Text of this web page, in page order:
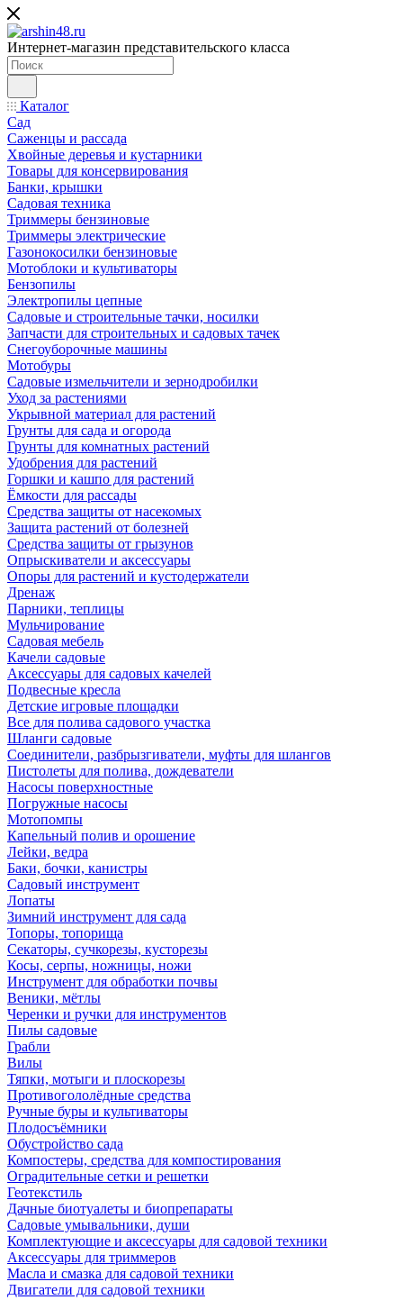
Интернет-магазин представительского класса
Каталог
Сад
Саженцы и рассада
Хвойные деревья и кустарники
Товары для консервирования
Банки, крышки
Садовая техника
Триммеры бензиновые
Триммеры электрические
Газонокосилки бензиновые
Мотоблоки и культиваторы
Бензопилы
Электропилы цепные
Садовые и строительные тачки, носилки
Запчасти для строительных и садовых тачек
Снегоуборочные машины
Мотобуры
Садовые измельчители и зернодробилки
Уход за растениями
Укрывной материал для растений
Грунты для сада и огорода
Грунты для комнатных растений
Удобрения для растений
Горшки и кашпо для растений
Ёмкости для рассады
Средства защиты от насекомых
Защита растений от болезней
Средства защиты от грызунов
Опрыскиватели и аксессуары
Опоры для растений и кустодержатели
Дренаж
Парники, теплицы
Мульчирование
Садовая мебель
Качели садовые
Аксессуары для садовых качелей
Подвесные кресла
Детские игровые площадки
Все для полива садового участка
Шланги садовые
Соединители, разбрызгиватели, муфты для шлангов
Пистолеты для полива, дождеватели
Насосы поверхностные
Погружные насосы
Мотопомпы
Капельный полив и орошение
Лейки, ведра
Баки, бочки, канистры
Садовый инструмент
Лопаты
Зимний инструмент для сада
Топоры, топорища
Секаторы, сучкорезы, кусторезы
Косы, серпы, ножницы, ножи
Инструмент для обработки почвы
Веники, мётлы
Черенки и ручки для инструментов
Пилы садовые
Грабли
Вилы
Тяпки, мотыги и плоскорезы
Противогололёдные средства
Ручные буры и культиваторы
Плодосъёмники
Обустройство сада
Компостеры, средства для компостирования
Оградительные сетки и решетки
Геотекстиль
Дачные биотуалеты и биопрепараты
Садовые умывальники, души
Комплектующие и аксессуары для садовой техники
Аксессуары для триммеров
Масла и смазка для садовой техники
Двигатели для садовой техники